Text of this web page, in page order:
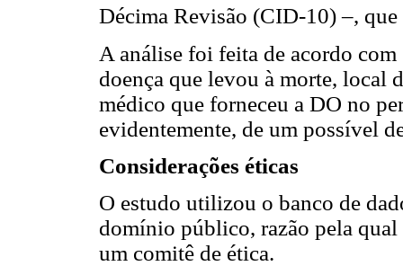
Décima Revisão (CID-10) –,
A análise foi feita de acordo
doença que levou à morte, local
médico que forneceu a DO no
evidentemente, de um possível
Considerações éticas
O estudo utilizou o banco de
domínio público, razão pela qual
um comitê de ética.